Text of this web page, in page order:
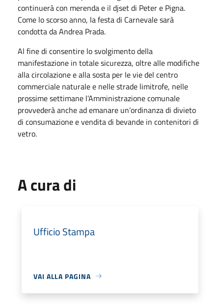
continuerà con merenda e il djset di Peter e Pigna.
Come lo scorso anno, la festa di Carnevale sarà
condotta da Andrea Prada.
Al fine di consentire lo svolgimento della
manifestazione in totale sicurezza, oltre alle modifiche
alla circolazione e alla sosta per le vie del centro
commerciale naturale e nelle strade limitrofe, nelle
prossime settimane l’Amministrazione comunale
provvederà anche ad emanare un’ordinanza di divieto
di consumazione e vendita di bevande in contenitori di
vetro.
A cura di
Ufficio Stampa
VAI ALLA PAGINA